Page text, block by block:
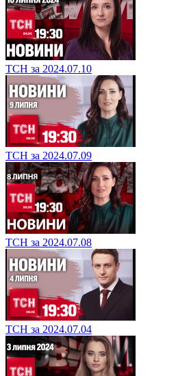
ТСН за 2024.07.10
ТСН за 2024.07.09
ТСН за 2024.07.08
ТСН за 2024.07.04